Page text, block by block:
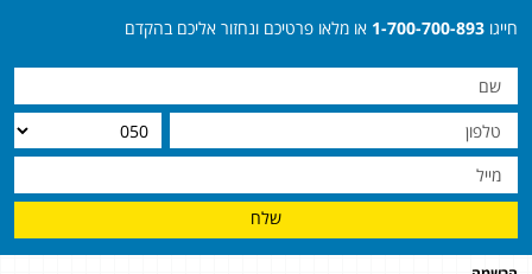
חייגו 1-700-700-893 או מלאו פרטיכם ונחזור אליכם בהקדם
שלח